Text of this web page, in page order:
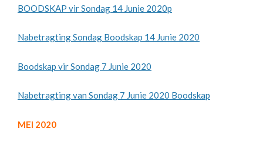
BOODSKAP vir Sondag 14 Junie 2020p
Nabetragting Sondag Boodskap 14 Junie 2020
Boodskap vir Sondag 7 Junie 2020
Nabetragting van Sondag 7 Junie 2020 Boodskap
MEI 2020